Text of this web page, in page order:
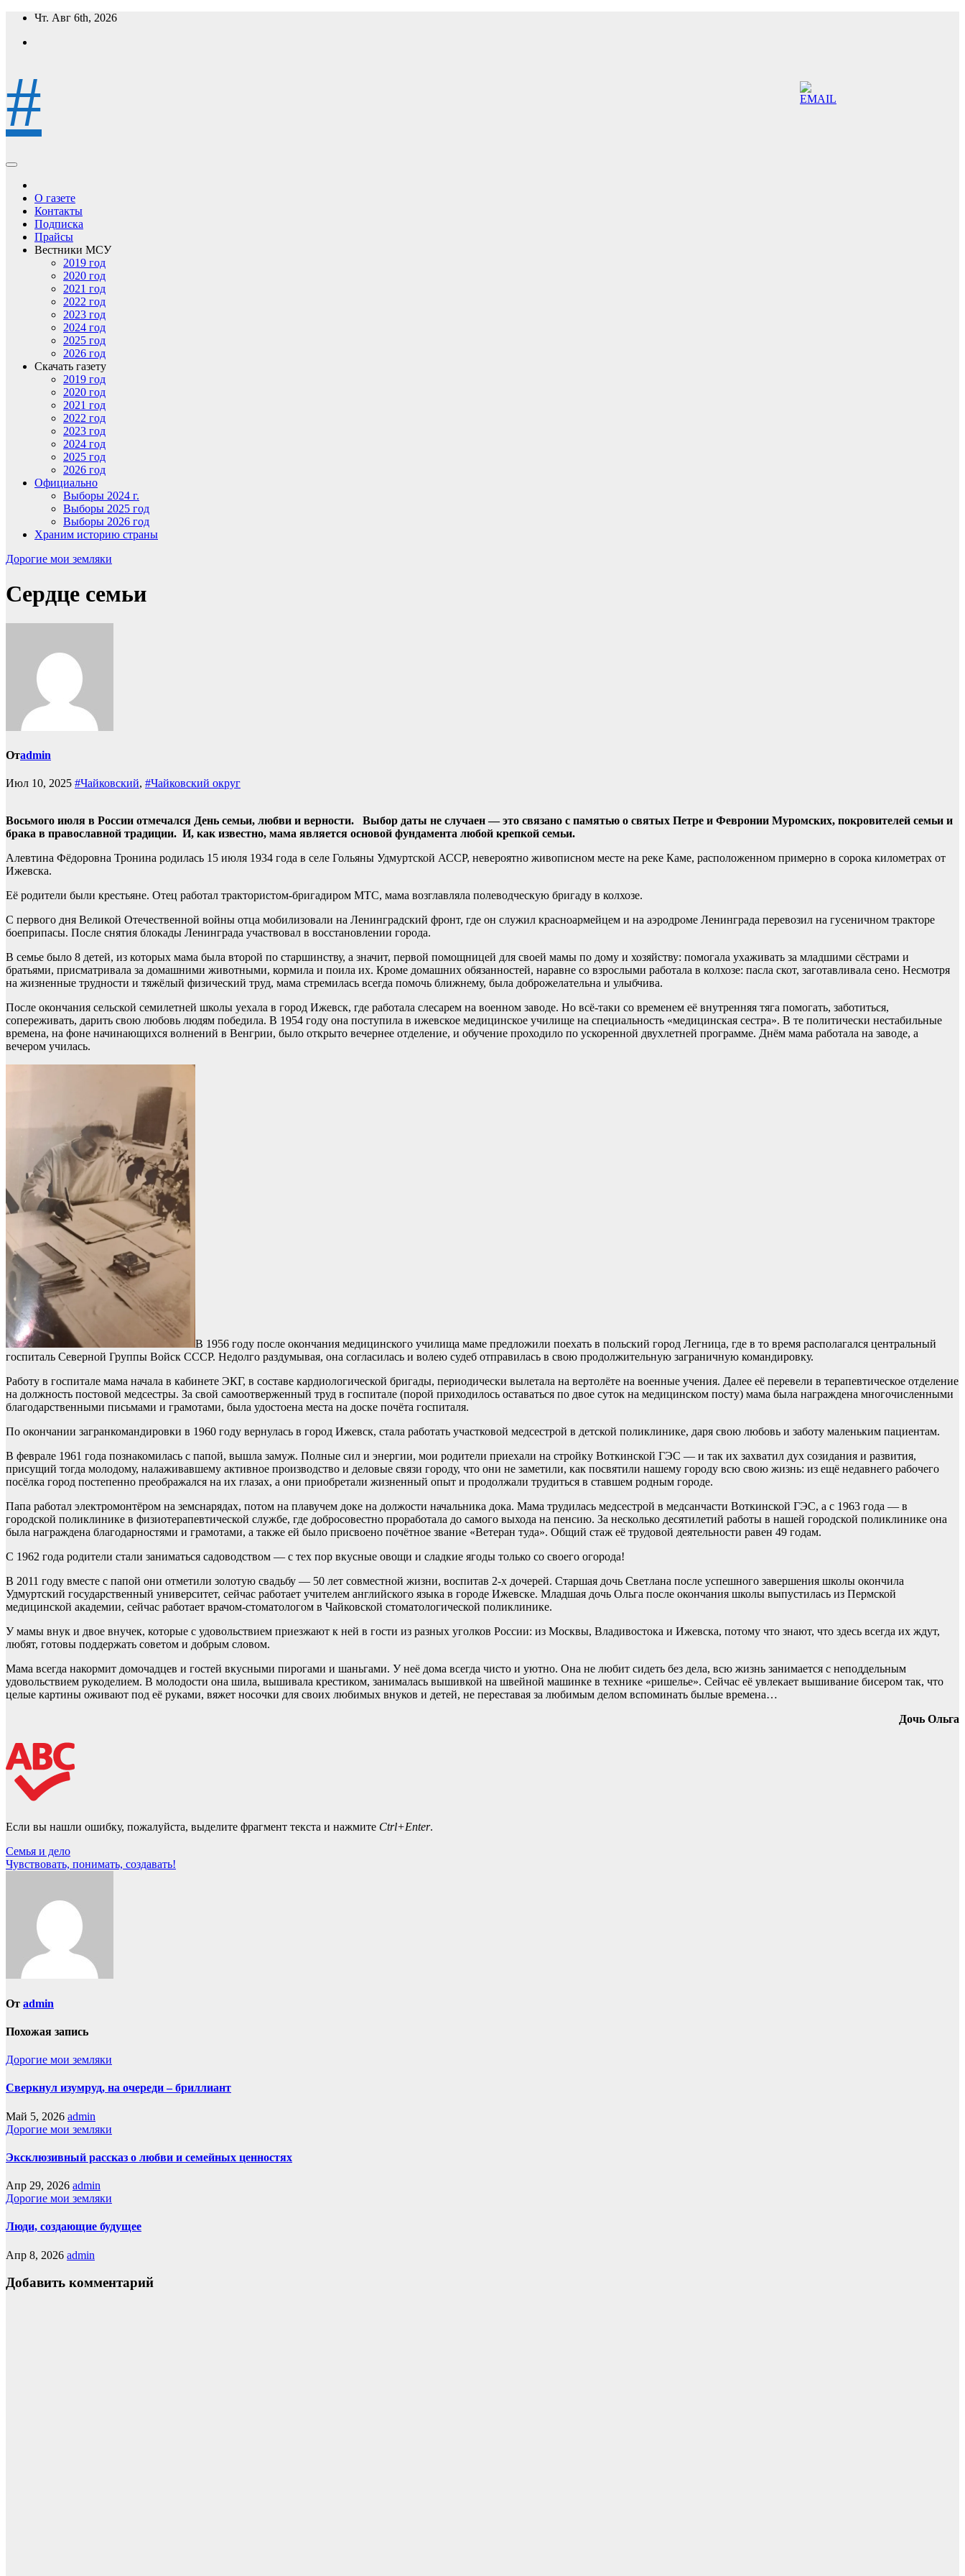
Перейти
содержимому
Чт. Авг 6th, 2026
#
О газете
Контакты
Подписка
Прайсы
Вестники МСУ
2019 год
2020 год
2021 год
2022 год
2023 год
2024 год
2025 год
2026 год
Скачать газету
2019 год
2020 год
2021 год
2022 год
2023 год
2024 год
2025 год
2026 год
Официально
Выборы 2024 г.
Выборы 2025 год
Выборы 2026 год
Храним историю страны
Дорогие мои земляки
Сердце семьи
Отadmin
Июл 10, 2025 #Чайковский, #Чайковский округ
Восьмого июля в России отмечался День семьи, любви и верности. Выбор даты не случаен — это связано с памятью о святых Петре и Февронии Муромских, покровителей семьи и
брака в православной традиции. И, как известно, мама является основой фундамента любой крепкой семьи.
Алевтина Фёдоровна Тронина родилась 15 июля 1934 года в селе Гольяны Удмуртской АССР, невероятно живописном месте на реке Каме, расположенном примерно в сорока километрах от
Ижевска.
Её родители были крестьяне. Отец работал трактористом-бригадиром МТС, мама возглавляла полеводческую бригаду в колхозе.
С первого дня Великой Отечественной войны отца мобилизовали на Ленинградский фронт, где он служил красноармейцем и на аэродроме Ленинграда перевозил на гусеничном тракторе
боеприпасы. После снятия блокады Ленинграда участвовал в восстановлении города.
В семье было 8 детей, из которых мама была второй по старшинству, а значит, первой помощницей для своей мамы по дому и хозяйству: помогала ухаживать за младшими сёстрами и
братьями, присматривала за домашними животными, кормила и поила их. Кроме домашних обязанностей, наравне со взрослыми работала в колхозе: пасла скот, заготавливала сено. Несмотря
на жизненные трудности и тяжёлый физический труд, мама стремилась всегда помочь ближнему, была доброжелательна и улыбчива.
После окончания сельской семилетней школы уехала в город Ижевск, где работала слесарем на военном заводе. Но всё-таки со временем её внутренняя тяга помогать, заботиться,
сопереживать, дарить свою любовь людям победила. В 1954 году она поступила в ижевское медицинское училище на специальность «медицинская сестра». В те политически нестабильные
времена, на фоне начинающихся волнений в Венгрии, было открыто вечернее отделение, и обучение проходило по ускоренной двухлетней программе. Днём мама работала на заводе, а
вечером училась.
В 1956 году после окончания медицинского училища маме предложили поехать в польский город Легница, где в то время располагался центральный
госпиталь Северной Группы Войск СССР. Недолго раздумывая, она согласилась и волею судеб отправилась в свою продолжительную заграничную командировку.
Работу в госпитале мама начала в кабинете ЭКГ, в составе кардиологической бригады, периодически вылетала на вертолёте на военные учения. Далее её перевели в терапевтическое отделение
на должность постовой медсестры. За свой самоотверженный труд в госпитале (порой приходилось оставаться по двое суток на медицинском посту) мама была награждена многочисленными
благодарственными письмами и грамотами, была удостоена места на доске почёта госпиталя.
По окончании загранкомандировки в 1960 году вернулась в город Ижевск, стала работать участковой медсестрой в детской поликлинике, даря свою любовь и заботу маленьким пациентам.
В феврале 1961 года познакомилась с папой, вышла замуж. Полные сил и энергии, мои родители приехали на стройку Воткинской ГЭС — и так их захватил дух созидания и развития,
присущий тогда молодому, налаживавшему активное производство и деловые связи городу, что они не заметили, как посвятили нашему городу всю свою жизнь: из ещё недавнего рабочего
посёлка город постепенно преображался на их глазах, а они приобретали жизненный опыт и продолжали трудиться в ставшем родным городе.
Папа работал электромонтёром на земснарядах, потом на плавучем доке на должости начальника дока. Мама трудилась медсестрой в медсанчасти Воткинской ГЭС, а с 1963 года — в
городской поликлинике в физиотерапевтической службе, где добросовестно проработала до самого выхода на пенсию. За несколько десятилетий работы в нашей городской поликлинике она
была награждена благодарностями и грамотами, а также ей было присвоено почётное звание «Ветеран туда». Общий стаж её трудовой деятельности равен 49 годам.
С 1962 года родители стали заниматься садоводством — с тех пор вкусные овощи и сладкие ягоды только со своего огорода!
В 2011 году вместе с папой они отметили золотую свадьбу — 50 лет совместной жизни, воспитав 2-х дочерей. Старшая дочь Светлана после успешного завершения школы окончила
Удмуртский государственный университет, сейчас работает учителем английского языка в городе Ижевске. Младшая дочь Ольга после окончания школы выпустилась из Пермской
медицинской академии, сейчас работает врачом-стоматологом в Чайковской стоматологической поликлинике.
У мамы внук и двое внучек, которые с удовольствием приезжают к ней в гости из разных уголков России: из Москвы, Владивостока и Ижевска, потому что знают, что здесь всегда их ждут,
любят, готовы поддержать советом и добрым словом.
Мама всегда накормит домочадцев и гостей вкусными пирогами и шаньгами. У неё дома всегда чисто и уютно. Она не любит сидеть без дела, всю жизнь занимается с неподдельным
удовольствием рукоделием. В молодости она шила, вышивала крестиком, занималась вышивкой на швейной машинке в технике «ришелье». Сейчас её увлекает вышивание бисером так, что
целые картины оживают под её руками, вяжет носочки для своих любимых внуков и детей, не переставая за любимым делом вспоминать былые времена…
Дочь Ольга
Если вы нашли ошибку, пожалуйста, выделите фрагмент текста и нажмите Ctrl+Enter.
Навигация
по
Семья и дело
Чувствовать, понимать, создавать!
От admin
Похожая запись
Дорогие мои земляки
Сверкнул изумруд, на очереди – бриллиант
Май 5, 2026 admin
Дорогие мои земляки
Эксклюзивный рассказ о любви и семейных ценностях
Апр 29, 2026 admin
Дорогие мои земляки
Люди, создающие будущее
Апр 8, 2026 admin
Добавить комментарий